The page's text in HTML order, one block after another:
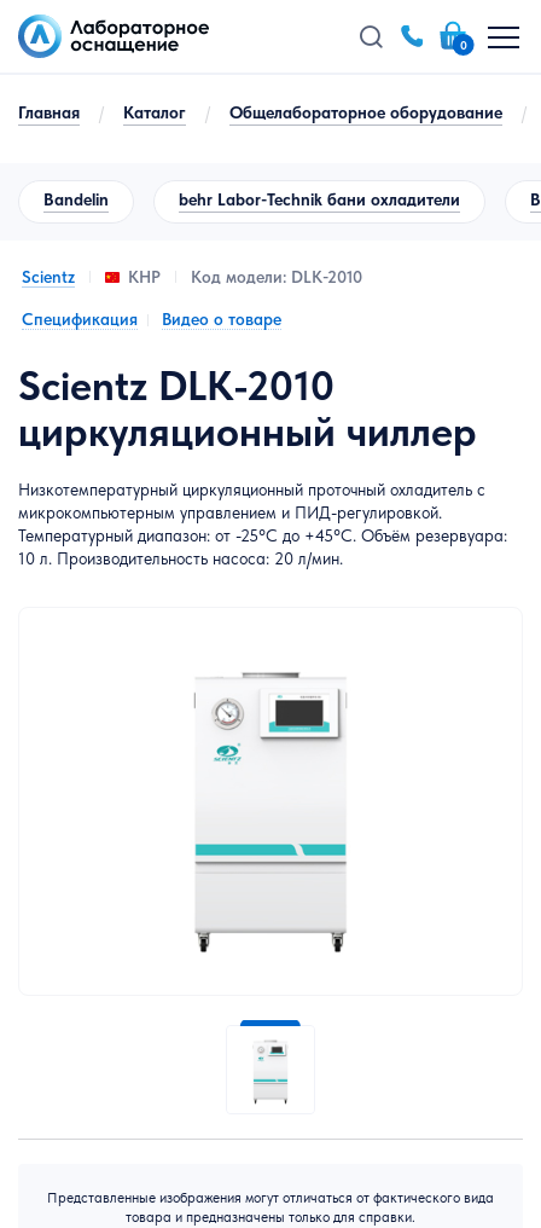
0
Главная / Каталог / Общелабораторное оборудование /
Bandelin behr Labor-Technik бани охладители
Scientz КНР Код модели: DLK-2010
Спецификация Видео о товаре
Scientz DLK-2010
циркуляционный чиллер
Низкотемпературный циркуляционный проточный охладитель с
микрокомпьютерным управлением и ПИД-регулировкой.
Температурный диапазон: от -25°C до +45°C. Объём резервуара:
10 л. Производительность насоса: 20 л/мин.
Представленные изображения могут отличаться от фактического вида
товара и предназначены только для справки.